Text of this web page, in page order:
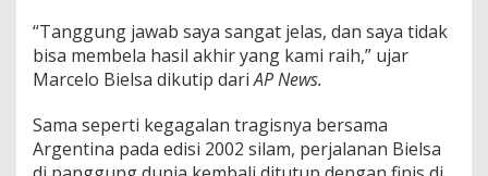
“Tanggung jawab saya sangat jelas, dan saya tidak
bisa membela hasil akhir yang kami raih,” ujar
Marcelo Bielsa dikutip dariAP News.
Sama seperti kegagalan tragisnya bersama
Argentina pada edisi 2002 silam, perjalanan Bielsa